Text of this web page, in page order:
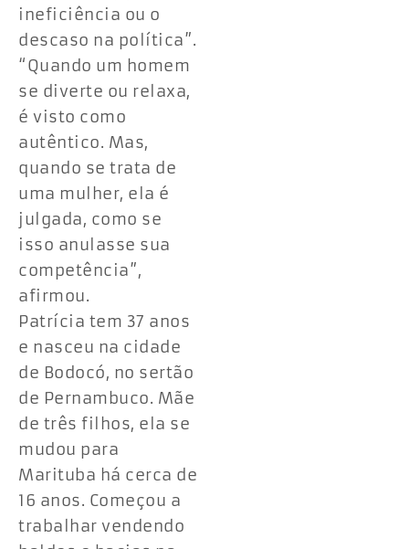
ineficiência ou o
descaso na política”.
“Quando um homem
se diverte ou relaxa,
é visto como
autêntico. Mas,
quando se trata de
uma mulher, ela é
julgada, como se
isso anulasse sua
competência”,
afirmou.
Patrícia tem 37 anos
e nasceu na cidade
de Bodocó, no sertão
de Pernambuco. Mãe
de três filhos, ela se
mudou para
Marituba há cerca de
16 anos. Começou a
trabalhar vendendo